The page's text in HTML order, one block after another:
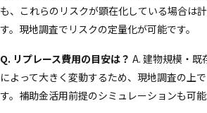
も、これらのリスクが顕在化している場合は
す。現地調査でリスクの定量化が可能です。
Q. リプレース費用の目安は？ A. 建物規模・既
によって大きく変動するため、現地調査の上
す。補助金活用前提のシミュレーションも可能